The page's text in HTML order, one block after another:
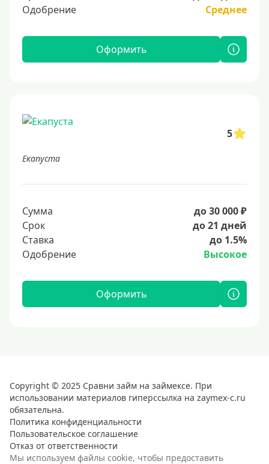
Одобрение
Среднее
Оформить
5
Екапуста
Сумма
до 30 000 ₽
Срок
до 21 дней
Ставка
до 1.5%
Одобрение
Высокое
Оформить
Copyright © 2025 Сравни займ на займексе. При
использовании материалов гиперссылка на zaymex-c.ru
обязательна.
Политика конфиденциальности
Пользовательское соглашение
Отказ от ответственности
Мы используем файлы cookie, чтобы предоставить